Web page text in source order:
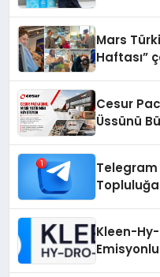
Mars
Haftası”
Cesur
Üssünü
Telegram
Kleen-Hy-